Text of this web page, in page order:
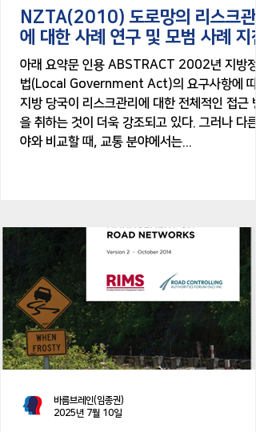
NZTA(2010) 도로망의 리스크관
에 대한 사례 연구 및 모범 사례 지침
아래 요약문 인용 ABSTRACT 2002년 지방정
법(Local Government Act)의 요구사항에 따
지방 당국이 리스크관리에 대한 전체적인 접근
을 취하는 것이 더욱 강조되고 있다. 그러나 다른
야와 비교할 때, 교통 분야에서는...
바름브레인(임종권)
2025년 7월 10일